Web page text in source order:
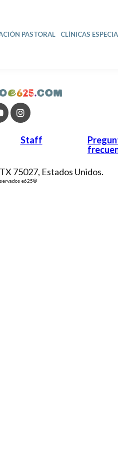
PASTORAL CLÍNICAS
Staff
75027, Estados Unidos.
e625®